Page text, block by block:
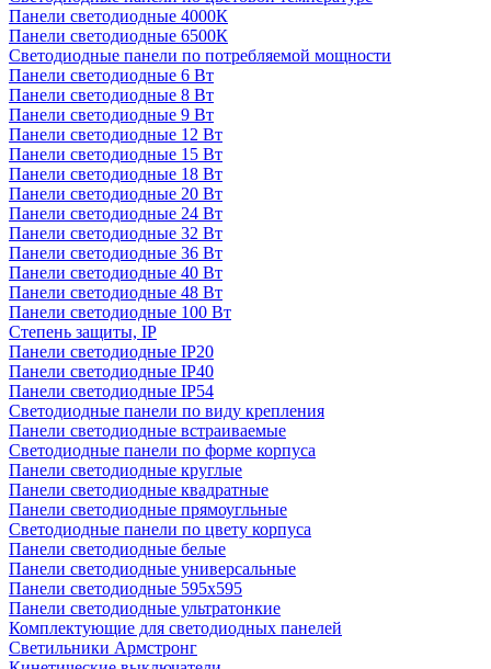
Панели светодиодные 4000К
Панели светодиодные 6500К
Светодиодные панели по потребляемой мощности
Панели светодиодные 6 Вт
Панели светодиодные 8 Вт
Панели светодиодные 9 Вт
Панели светодиодные 12 Вт
Панели светодиодные 15 Вт
Панели светодиодные 18 Вт
Панели светодиодные 20 Вт
Панели светодиодные 24 Вт
Панели светодиодные 32 Вт
Панели светодиодные 36 Вт
Панели светодиодные 40 Вт
Панели светодиодные 48 Вт
Панели светодиодные 100 Вт
Степень защиты, IP
Панели светодиодные IP20
Панели светодиодные IP40
Панели светодиодные IP54
Светодиодные панели по виду крепления
Панели светодиодные встраиваемые
Светодиодные панели по форме корпуса
Панели светодиодные круглые
Панели светодиодные квадратные
Панели светодиодные прямоугльные
Светодиодные панели по цвету корпуса
Панели светодиодные белые
Панели светодиодные универсальные
Панели светодиодные 595х595
Панели светодиодные ультратонкие
Комплектующие для светодиодных панелей
Светильники Армстронг